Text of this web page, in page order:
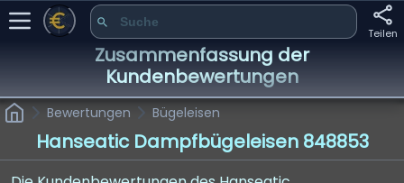
Teilen
Zusammenfassung der
Kundenbewertungen
Bewertungen Bügeleisen
Hanseatic Dampfbügeleisen 848853